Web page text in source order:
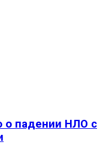
о падении НЛО с